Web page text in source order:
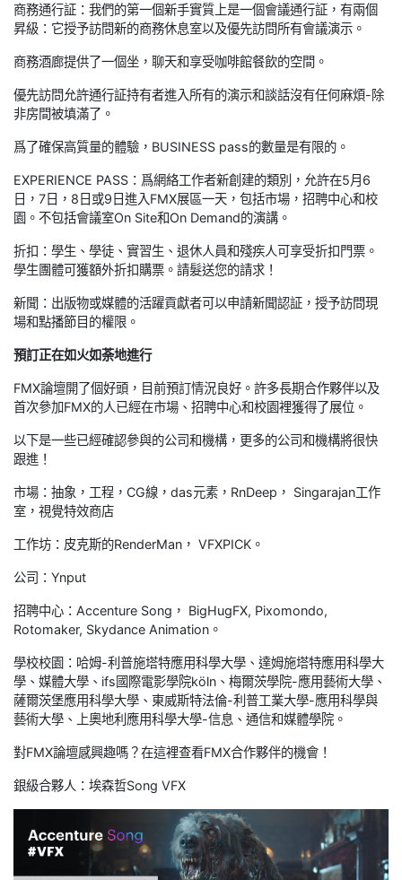
商務通行証：我們的第一個新手實質上是一個會議通行証，有兩個
昇級：它授予訪問新的商務休息室以及優先訪問所有會議演示。
商務酒廊提供了一個坐，聊天和享受咖啡館餐飲的空間。
優先訪問允許通行証持有者進入所有的演示和談話沒有任何麻煩-除
非房間被填滿了。
爲了確保高質量的體驗，BUSINESS pass的數量是有限的。
EXPERIENCE PASS：爲網絡工作者新創建的類別，允許在5月6
日，7日，8日或9日進入FMX展區一天，包括市場，招聘中心和校
園。不包括會議室On Site和On Demand的演講。
折扣：學生、學徒、實習生、退休人員和殘疾人可享受折扣門票。
學生團體可獲額外折扣購票。請髮送您的請求！
新聞：出版物或媒體的活躍貢獻者可以申請新聞認証，授予訪問現
場和點播節目的權限。
預訂正在如火如荼地進行
FMX論壇開了個好頭，目前預訂情況良好。許多長期合作夥伴以及
首次參加FMX的人已經在市場、招聘中心和校園裡獲得了展位。
以下是一些已經確認參與的公司和機構，更多的公司和機構將很快
跟進！
市場：抽象，工程，CG線，das元素，RnDeep， Singarajan工作
室，視覺特效商店
工作坊：皮克斯的RenderMan， VFXPICK。
公司：Ynput
招聘中心：Accenture Song， BigHugFX, Pixomondo,
Rotomaker, Skydance Animation。
學校校園：哈姆-利普施塔特應用科學大學、達姆施塔特應用科學大
學、媒體大學、ifs國際電影學院köln、梅爾茨學院-應用藝術大學、
薩爾茨堡應用科學大學、東威斯特法倫-利普工業大學-應用科學與
藝術大學、上奧地利應用科學大學-信息、通信和媒體學院。
對FMX論壇感興趣嗎？在這裡查看FMX合作夥伴的機會！
銀級合夥人：埃森哲Song VFX